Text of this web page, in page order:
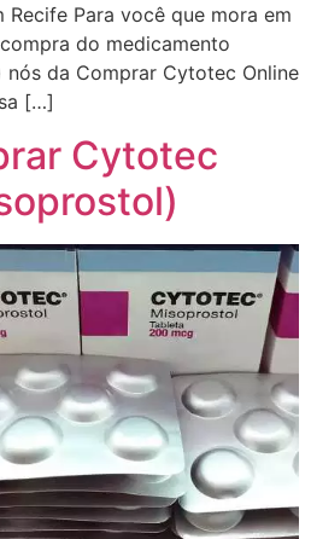
Recife Para você que mora em
do medicamento
da Comprar Cytotec Online
[…]
Cytotec